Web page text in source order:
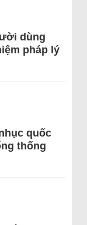
dùng
pháp lý
quốc
thống